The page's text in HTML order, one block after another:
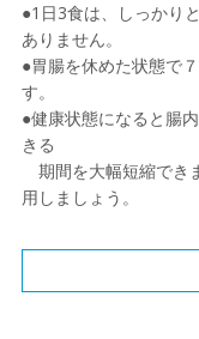
●1日3食は、しっかり
ありません。
●胃腸を休めた状態で
す。
●健康状態になると腸
きる
期間を大幅短縮でき
用しましょう。